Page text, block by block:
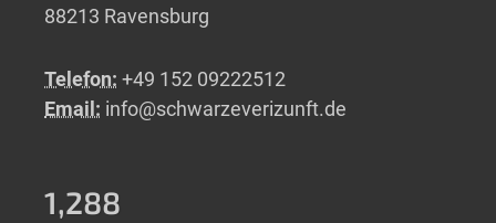
88213 Ravensburg
Telefon: +49 152 09222512
Email: info@schwarzeverizunft.de
1,288